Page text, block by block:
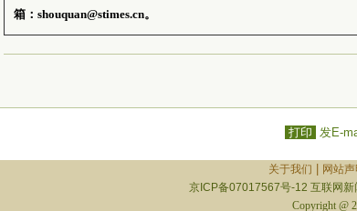
箱：shouquan@stimes.cn。
打印 发E-
关于我们 网站声
京ICP备07017567号-12 互联网
Copyright @